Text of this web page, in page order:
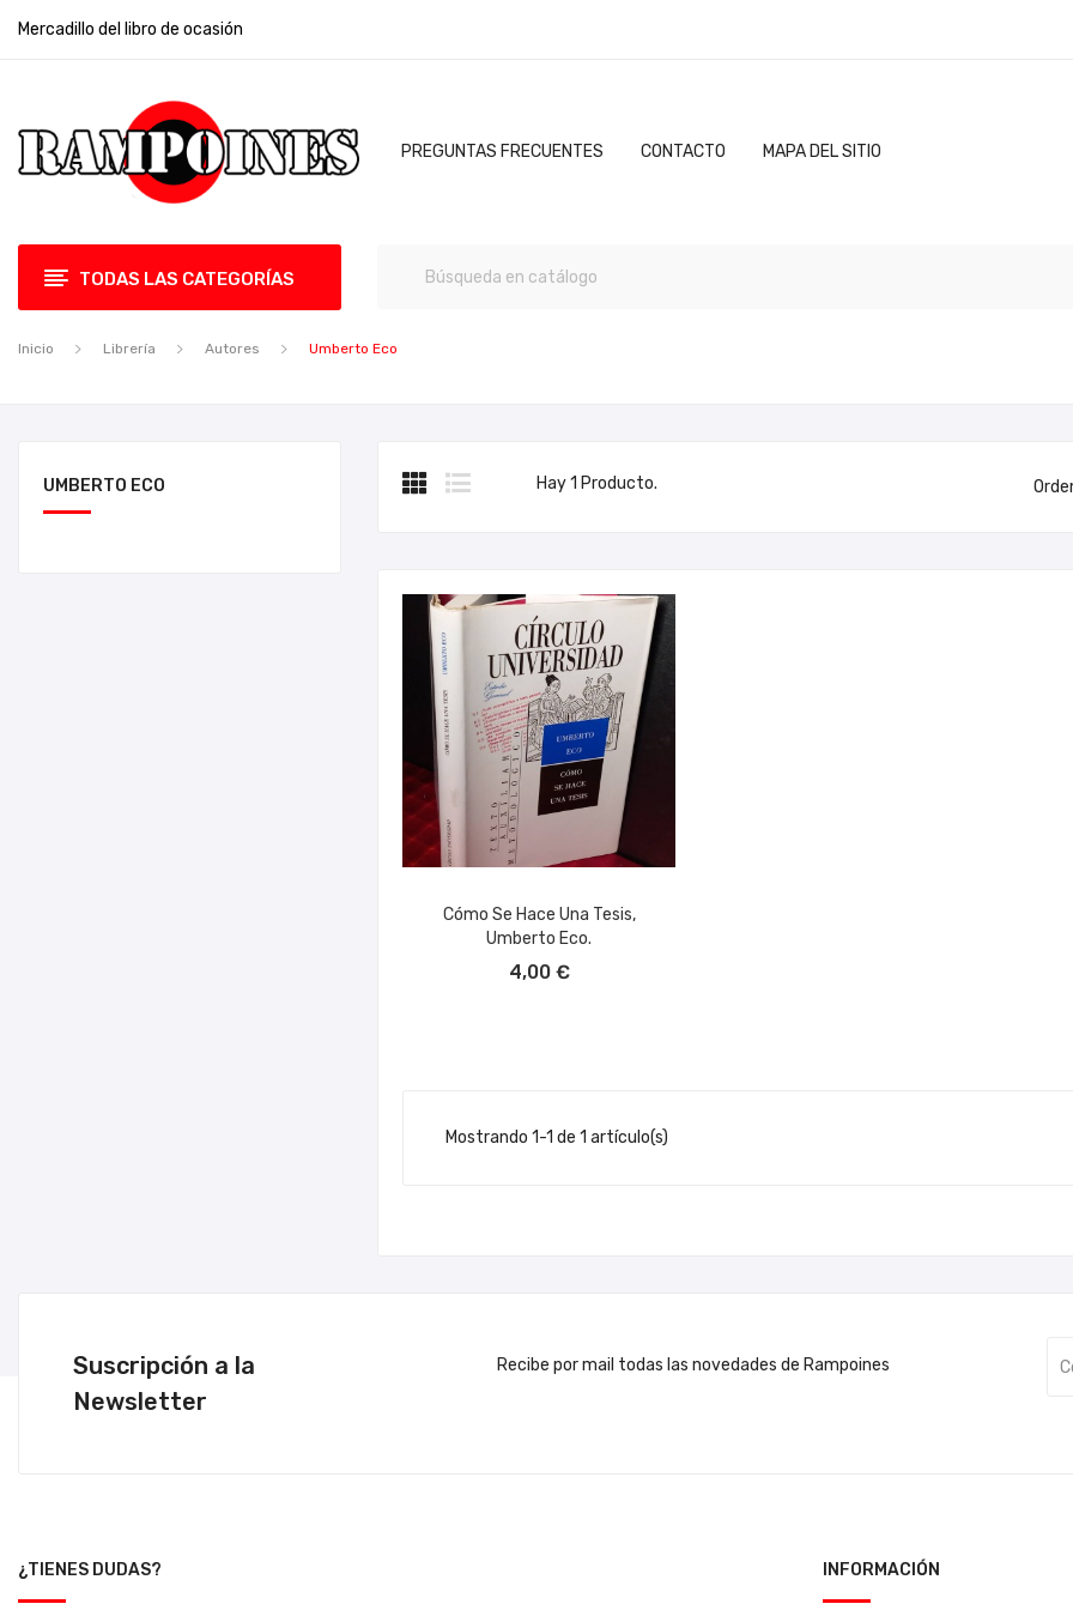
Mercadillo del libro de ocasión
PREGUNTAS FRECUENTES CONTACTO MAPA DEL SITIO
TODAS LAS CATEGORÍAS
Inicio Librería Autores Umberto Eco
UMBERTO ECO Hay 1 Producto.
Cómo Se Hace Una Tesis,
Umberto Eco.
4,00 €
Mostrando 1-1 de 1 artículo(s)
Suscripción a la
Newsletter
Recibe por mail todas las novedades de Rampoines
¿TIENES DUDAS? INFORMACIÓN